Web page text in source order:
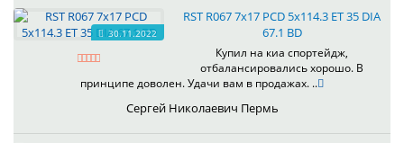
30.11.2022
RST R067 7x17 PCD 5x114.3 ET 35 DIA
67.1 BD
Купил на киа спортейдж,
отбалансировались хорошо. В
принципе доволен. Удачи вам в продажах. ..
Сергей Николаевич Пермь